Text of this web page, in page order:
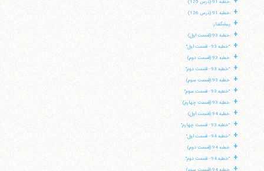
خطبه 91 (درس 125)
+ خطبه 91 (درس 126)
+ پیشگفتار:
+ خطبه 93 (قسمت اول)
+ "خطبه 93 - قسمت اول"
+ خطبه 93 (قسمت دوم)
+ "خطبه 93 - قسمت دوم"
+ خطبه 93 (قسمت سوم)
+ "خطبه 93 - قسمت سوم"
+ خطبه 93 (قسمت چهارم)
+ خطبه 94 (قسمت اول)
+ "خطبه 93 - قسمت چهارم"
+ "خطبه 94 - قسمت اول"
+ خطبه 94 (قسمت دوم)
+ "خطبه 94 - قسمت دوم"